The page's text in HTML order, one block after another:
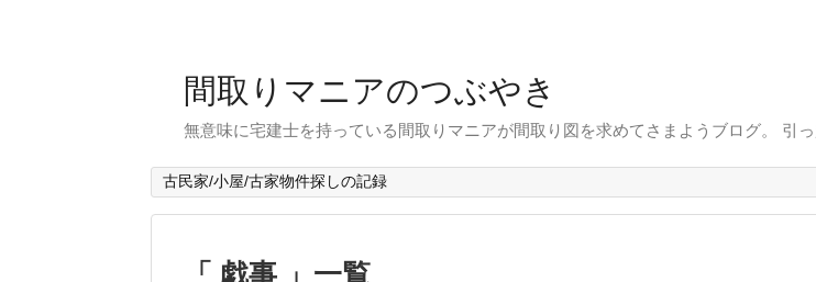
間取りマニアのつぶやき
無意味に宅建士を持っている間取りマニアが間取り図を求めてさまようブログ。 引っ
古民家/小屋/古家物件探しの記録
「 戯事 」一覧